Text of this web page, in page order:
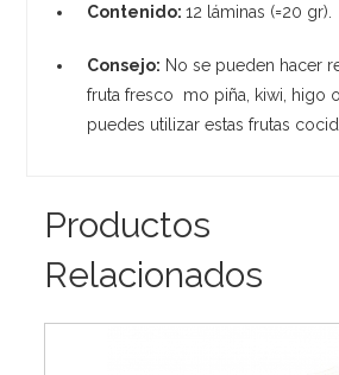
Contenido:12 láminas (=20 gr).
Consejo: No se pueden hacer
fruta fresco mo piña, kiwi, higo
puedes utilizar estas frutas
Productos
Relacionados